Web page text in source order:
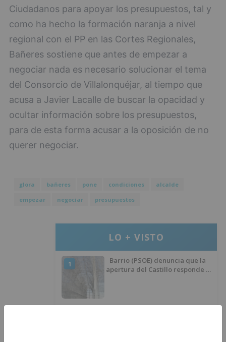
Ciudadanos para apoyar los presupuestos, tal y
como ha hecho la formación naranja a nivel
regional con el PP en las Cortes Regionales,
Bañeres sostiene que antes de empezar a
negociar nada es necesario solucionar el tema
del Consorcio de Villalonquéjar, al tiempo que
acusa a Javier Lacalle de buscar la opacidad y
ocultar información sobre los presupuestos,
para de esta forma acusar a la oposición de no
querer negociar.
glora bañeres pone condiciones
alcalde
empezar
negociar presupuestos
LO + VISTO
1
Barrio (PSOE) denuncia que la
apertura del Castillo responde a